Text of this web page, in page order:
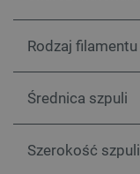
Rodzaj filamentu
Średnica szpuli
Szerokość szpuli